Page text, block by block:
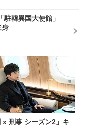
韓異国大使館」
身
x 刑事 シーズン2」キ